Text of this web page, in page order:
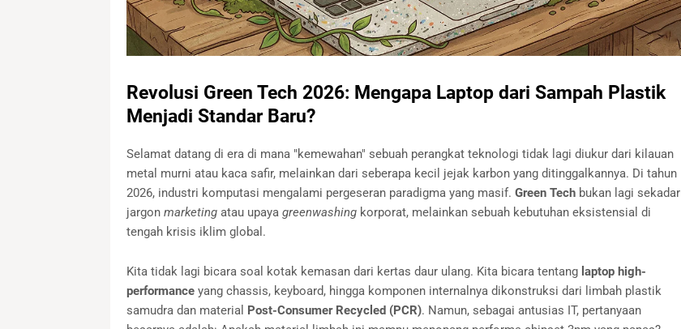
Revolusi Green Tech 2026: Mengapa Laptop dari Sampah Plastik
Menjadi Standar Baru?
Selamat datang di era di mana "kemewahan" sebuah perangkat teknologi tidak lagi diukur dari kilauan
metal murni atau kaca safir, melainkan dari seberapa kecil jejak karbon yang ditinggalkannya. Di tahun
2026, industri komputasi mengalami pergeseran paradigma yang masif. Green Techbukan lagi sekadar
jargon marketingatau upaya greenwashingkorporat, melainkan sebuah kebutuhan eksistensial di
tengah krisis iklim global.
Kita tidak lagi bicara soal kotak kemasan dari kertas daur ulang. Kita bicara tentang laptop high-
performanceyang chassis, keyboard, hingga komponen internalnya dikonstruksi dari limbah plastik
samudra dan material Post-Consumer Recycled (PCR). Namun, sebagai antusias IT, pertanyaan